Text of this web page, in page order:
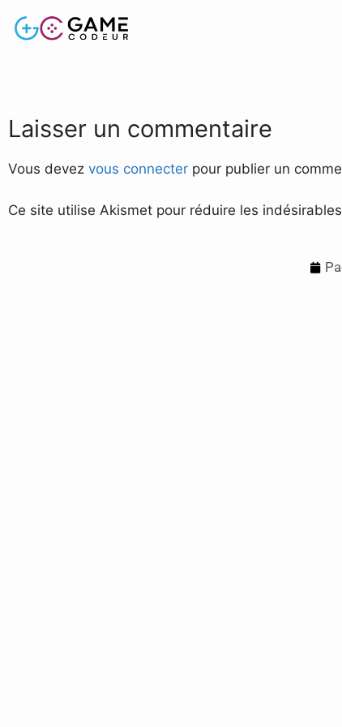
Laisser un commentaire
Vous devez vous connecter pour publier un
Ce site utilise Akismet pour réduire les